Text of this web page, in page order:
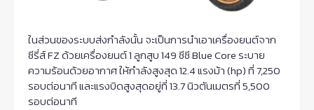
ในส่วนของระบบส่งกำลังนั้น จะเป็นการนำเอาเครื่องยนต์จาก
ซีรี่ส์ FZ ด้วยเครื่องยนต์ 1 ลูกสูบ 149 ซีซี Blue Core ระบาย
ความร้อนด้วยอากาศ ให้กำลังสูงสุด 12.4 แรงม้า (hp) ที่ 7,250
รอบต่อนาที และแรงบิดสูงสุดอยู่ที่ 13.7 นิวตันเมตรที่ 5,500
รอบต่อนาที